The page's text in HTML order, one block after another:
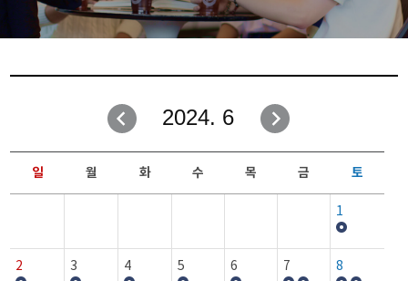
2024. 6
일 월 화 수 목 금 토
1
2 3 4 5 6 7 8